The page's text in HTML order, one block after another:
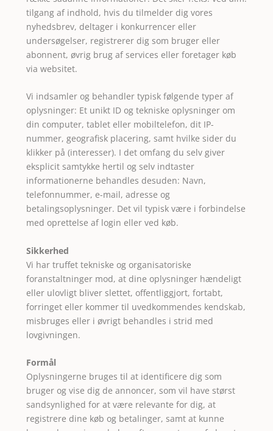
tilgang af indhold, hvis du tilmelder dig vores
nyhedsbrev, deltager i konkurrencer eller
undersøgelser, registrerer dig som bruger eller
abonnent, øvrig brug af services eller foretager køb
via websitet.
Vi indsamler og behandler typisk følgende typer af
oplysninger: Et unikt ID og tekniske oplysninger om
din computer, tablet eller mobiltelefon, dit IP-
nummer, geografisk placering, samt hvilke sider du
klikker på (interesser). I det omfang du selv giver
eksplicit samtykke hertil og selv indtaster
informationerne behandles desuden: Navn,
telefonnummer, e-mail, adresse og
betalingsoplysninger. Det vil typisk være i forbindelse
med oprettelse af login eller ved køb.
Sikkerhed
Vi har truffet tekniske og organisatoriske
foranstaltninger mod, at dine oplysninger hændeligt
eller ulovligt bliver slettet, offentliggjort, fortabt,
forringet eller kommer til uvedkommendes kendskab,
misbruges eller i øvrigt behandles i strid med
lovgivningen.
Formål
Oplysningerne bruges til at identificere dig som
bruger og vise dig de annoncer, som vil have størst
sandsynlighed for at være relevante for dig, at
registrere dine køb og betalinger, samt at kunne